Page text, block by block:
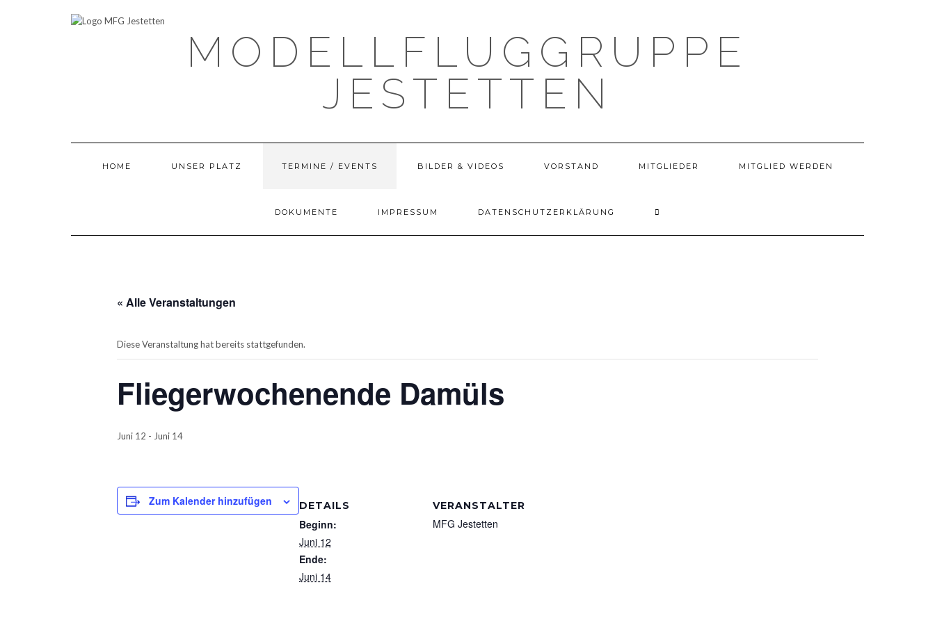
MODELLFLUGGRUPPE
JESTETTEN
HOME UNSER PLATZ TERMINE / EVENTS BILDER & VIDEOS VORSTAND MITGLIEDER MITGLIED WERDEN
DOKUMENTE IMPRESSUM DATENSCHUTZERKLÄRUNG
« Alle Veranstaltungen
Diese Veranstaltung hat bereits stattgefunden.
Fliegerwochenende Damüls
Juni 12 - Juni 14
Zum Kalender hinzufügen DETAILS
Beginn:
Juni 12
Ende:
Juni 14
VERANSTALTER
MFG Jestetten